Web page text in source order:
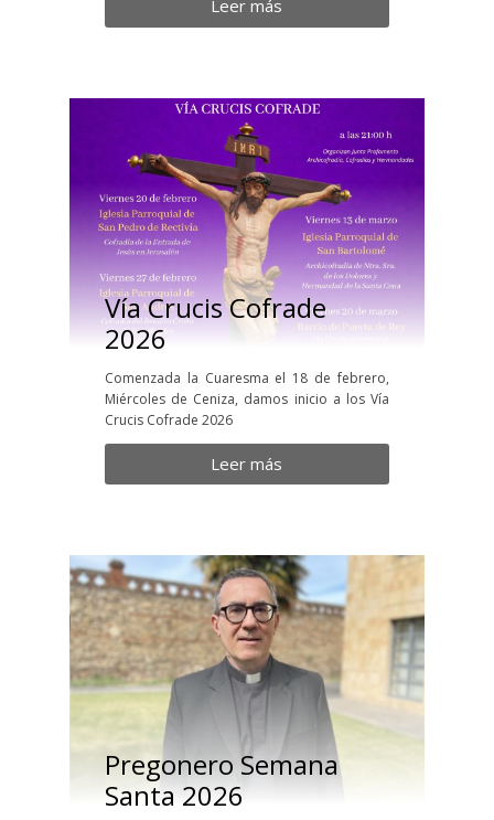
Leer más
Vía Crucis Cofrade
2026
Comenzada la Cuaresma el 18 de febrero,
Miércoles de Ceniza, damos inicio a los Vía
Crucis Cofrade 2026
Leer más
Pregonero Semana
Santa 2026